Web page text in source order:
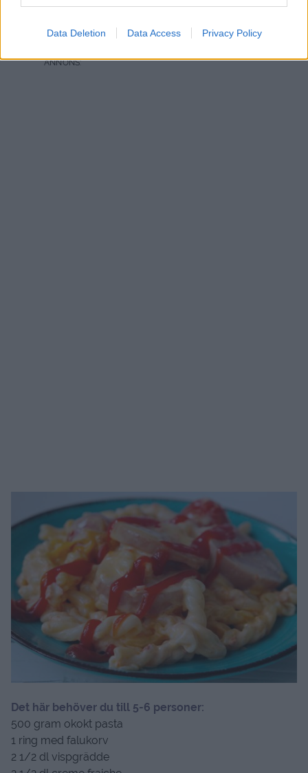
Data Deletion Data Access Privacy Policy
tomma tallrikar efter måltiden är ett bra betyg.
Det här behöver du till 5-6 personer:
500 gram okokt pasta
1 ring med falukorv
2 1/2 dl vispgrädde